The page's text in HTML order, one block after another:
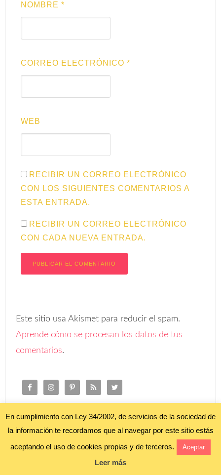
NOMBRE*
CORREO ELECTRÓNICO*
WEB
RECIBIR UN CORREO ELECTRÓNICO
CON LOS SIGUIENTES COMENTARIOS A
ESTA ENTRADA.
RECIBIR UN CORREO ELECTRÓNICO
CON CADA NUEVA ENTRADA.
Este sitio usa Akismet para reducir el spam.
Aprende cómo se procesan los datos de tus
comentarios.
TEMAS DEL FORO
HA OCURRIDO UN ERROR QUE, PROBABLEMENTE,
En cumplimiento con Ley 34/2002, de servicios de la sociedad de
la información te recordamos que al navegar por este sitio estás
aceptando el uso de cookies propias y de terceros.
Aceptar
Leer más